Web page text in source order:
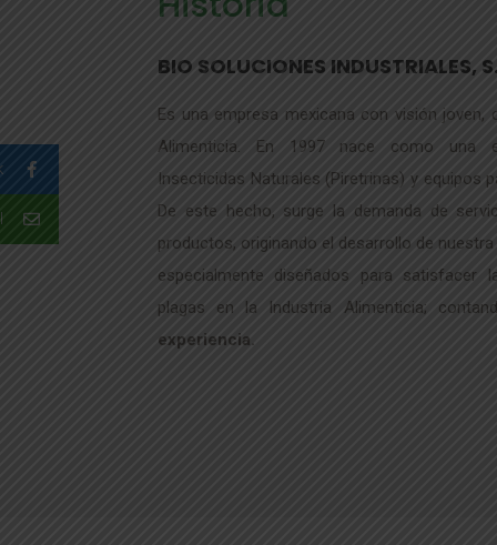
BIO SOLUCIONES INDUSTRIALES,
Es una empresa mexicana con visión joven,
Alimenticia. En 1997 nace como una
Insecticidas Naturales (Piretrinas) y equipos
De este hecho, surge la demanda de
productos, originando el desarrollo de
especialmente diseñados para satisfacer
plagas en la Industria Alimenticia;
experiencia.